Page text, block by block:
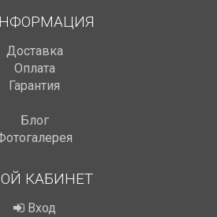
Доставка
Оплата
Гарантия
Блог
КАБИНЕТ
Вход